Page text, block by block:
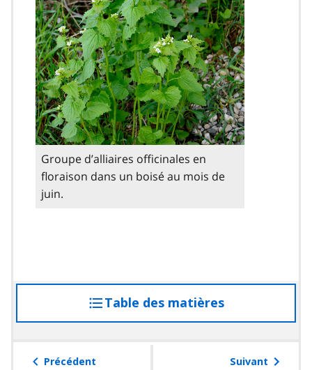
Groupe d’alliaires officinales en
floraison dans un boisé au mois de
juin.
Table des matières
à
table
Précédent Suivant